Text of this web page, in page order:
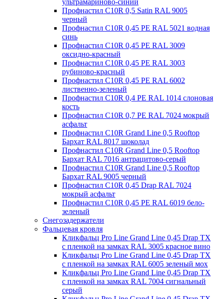
ультрамариново-синий
Профнастил С10R 0,5 Satin RAL 9005
черный
Профнастил С10R 0,45 PE RAL 5021 водная
синь
Профнастил С10R 0,45 PE RAL 3009
оксидно-красный
Профнастил С10R 0,45 PE RAL 3003
рубиново-красный
Профнастил С10R 0,45 PE RAL 6002
лиственно-зеленый
Профнастил С10R 0,4 PE RAL 1014 слоновая
кость
Профнастил С10R 0,7 PE RAL 7024 мокрый
асфальт
Профнастил С10R Grand Line 0,5 Rooftop
Бархат RAL 8017 шоколад
Профнастил С10R Grand Line 0,5 Rooftop
Бархат RAL 7016 антрацитово-серый
Профнастил С10R Grand Line 0,5 Rooftop
Бархат RAL 9005 черный
Профнастил С10R 0,45 Drap RAL 7024
мокрый асфальт
Профнастил С10R 0,45 PE RAL 6019 бело-
зеленый
Снегозадержатели
Фальцевая кровля
Кликфальц Pro Line Grand Line 0,45 Drap TX
с пленкой на замках RAL 3005 красное вино
Кликфальц Pro Line Grand Line 0,45 Drap TX
с пленкой на замках RAL 6005 зеленый мох
Кликфальц Pro Line Grand Line 0,45 Drap TX
с пленкой на замках RAL 7004 сигнальный
серый